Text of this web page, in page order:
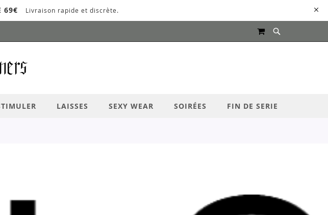
69€ Livraison rapide et discrète.
LA TOUCHE "ENTRER" POUR LANCER LA RECHERCHE
MON PANIER
LAISSES SEXY WEAR SOIRÉES FIN DE SERIE